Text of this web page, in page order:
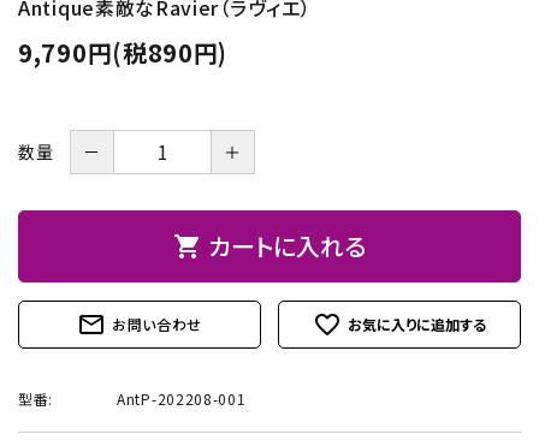
ガイドライン
Antique素敵なRavier（ラヴィエ）
9,790円(税890円)
数量 － ＋
shopping_cart カートに入れる
mail_outline お問い合わせ favorite_outline
型番: AntP-202208-001